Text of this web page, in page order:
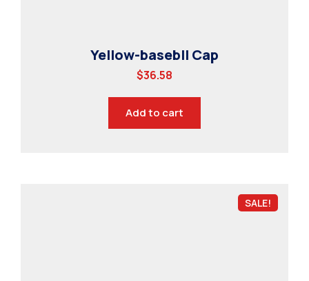
Yellow-basebll Cap
$36.58
Add to cart
SALE!